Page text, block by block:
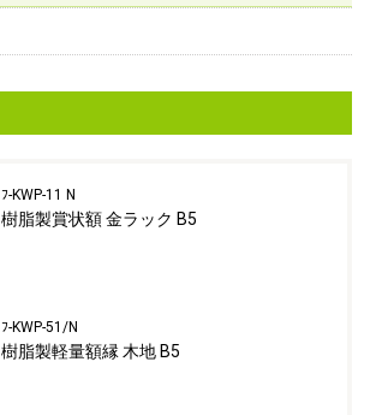
ﾌ-KWP-11 N
樹脂製賞状額 金ラック B5
ﾌ-KWP-51/N
樹脂製軽量額縁 木地 B5